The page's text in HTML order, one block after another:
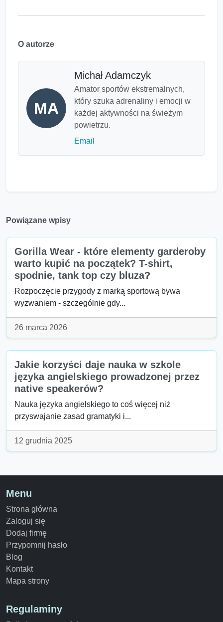
O autorze
MA
Michał Adamczyk
Amator sportów ekstremalnych,
który szuka adrenaliny i emocji w
każdej aktywności na świeżym
powietrzu.
Email
Powiązane wpisy
Gorilla Wear - które elementy garderoby
warto kupić na początek? T-shirt,
spodnie, tank top czy bluza?
Rozpoczęcie przygody z marką sportową bywa
wyzwaniem - szczególnie gdy...
26 marca 2026
Jakie korzyści daje nauka w szkole
języka angielskiego prowadzonej przez
native speakerów?
Nauka języka angielskiego to coś więcej niż
przyswajanie zasad gramatyki i...
12 grudnia 2025
Menu
Strona główna
Zaloguj się
Dodaj firmę
Przypomnij hasło
Blog
Kontakt
Mapa strony
Regulaminy